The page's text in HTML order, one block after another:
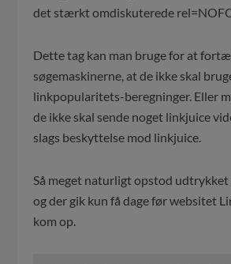
det stærkt omdiskuterede
Dette tag kan man bruge for at
søgemaskinerne, at de ikke skal
linkpopularitets-beregninger. Eller
de ikke skal sende noget linkjuice
slags beskyttelse mod linkjuice.
Så meget naturligt opstod udtrykket
og der gik kun få dage før websitet
kom op.